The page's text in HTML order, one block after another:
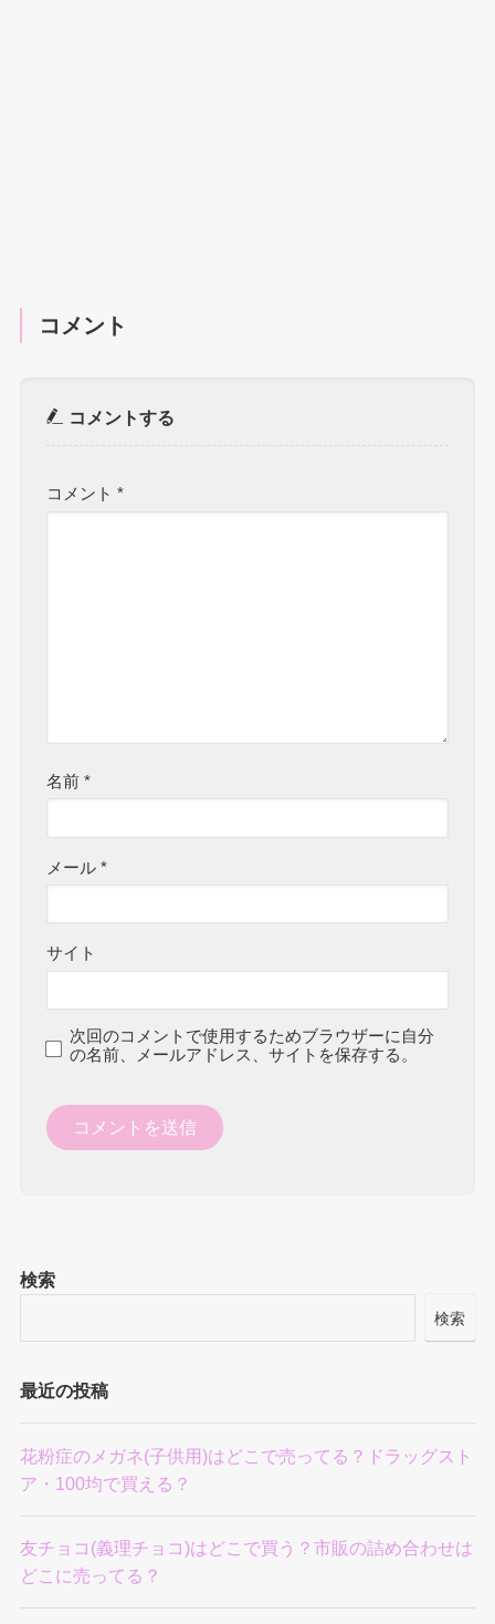
コメント
コメントする
コメント*
名前*
メール*
サイト
次回のコメントで使用するためブラウザーに自分
の名前、メールアドレス、サイトを保存する。
検索
検索
最近の投稿
花粉症のメガネ(子供用)はどこで売ってる？ドラッグスト
ア・100均で買える？
友チョコ(義理チョコ)はどこで買う？市販の詰め合わせは
どこに売ってる？